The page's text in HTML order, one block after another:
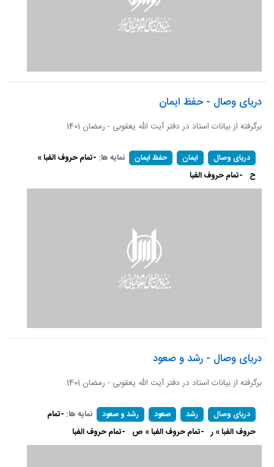
دریای وصال - حفظ ایمان
برگرفته از بیانات استاد در دفتر آیت الله یعقوبی - رمضان 1401
دریای وصال ایمان حفظ ایمان نمایه ها: -تمام حروف الفبا »
ح -تمام حروف الفبا
دریای وصال - رشد و صعود
برگرفته از بیانات استاد در دفتر آیت الله یعقوبی - رمضان 1401
دریای وصال رشد صعود رشد و صعود نمایه ها: -تمام
حروف الفبا » ر -تمام حروف الفبا » ص -تمام حروف الفبا